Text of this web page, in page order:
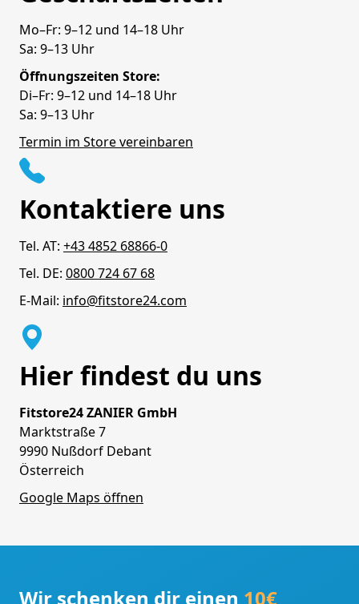
Mo–Fr: 9–12 und 14–18 Uhr
Sa: 9–13 Uhr
Öffnungszeiten Store:
Di–Fr: 9–12 und 14–18 Uhr
Sa: 9–13 Uhr
Termin im Store vereinbaren
Kontaktiere uns
Tel. AT: +43 4852 68866-0
Tel. DE: 0800 724 67 68
E-Mail: info@fitstore24.com
Hier findest du uns
Fitstore24 ZANIER GmbH
Marktstraße 7
9990 Nußdorf Debant
Österreich
Google Maps öffnen
Wir schenken dir einen 10€